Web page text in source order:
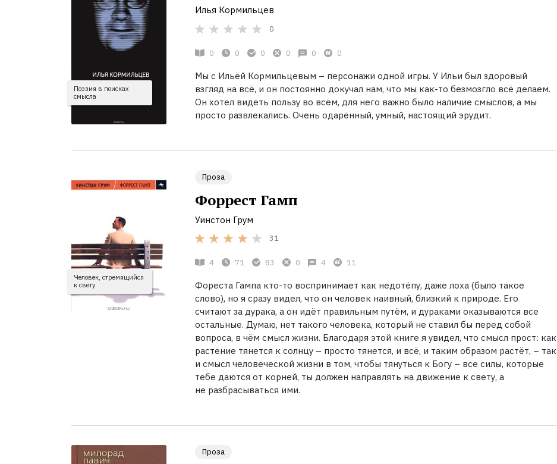
Поэзия в поисках
смысла
Илья Кормильцев
0
0 0 0 0 0 0
Мы с Ильёй Кормильцевым – персонажи одной игры. У Ильи был здоровый
взгляд на всё, и он постоянно докучал нам, что мы как-то безмозгло всё делаем.
Он хотел видеть пользу во всём, для него важно было наличие смыслов, а мы
просто развлекались. Очень одарённый, умный, настоящий эрудит.
Человек, стремящийся
к свету
Проза
Форрест Гамп
Уинстон Грум
31
4 71 83 0 4 11
Фореста Гампа кто-то воспринимает как недотёпу, даже лоха (было такое
слово), но я сразу видел, что он человек наивный, близкий к природе. Его
считают за дурака, а он идёт правильным путём, и дураками оказываются все
остальные. Думаю, нет такого человека, который не ставил бы перед собой
вопроса, в чём смысл жизни. Благодаря этой книге я увидел, что смысл прост: как
растение тянется к солнцу – просто тянется, и всё, и таким образом растёт, – так
и смысл человеческой жизни в том, чтобы тянуться к Богу – все силы, которые
тебе даются от корней, ты должен направлять на движение к свету, а
не разбрасываться ими.
Проза